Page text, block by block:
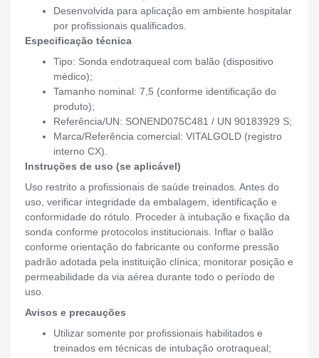
Desenvolvida para aplicação em ambiente hospitalar
por profissionais qualificados.
Especificação técnica
Tipo: Sonda endotraqueal com balão (dispositivo
médico);
Tamanho nominal: 7,5 (conforme identificação do
produto);
Referência/UN: SONEND075C481 / UN 90183929 S;
Marca/Referência comercial: VITALGOLD (registro
interno CX).
Instruções de uso (se aplicável)
Uso restrito a profissionais de saúde treinados. Antes do
uso, verificar integridade da embalagem, identificação e
conformidade do rótulo. Proceder à intubação e fixação da
sonda conforme protocolos institucionais. Inflar o balão
conforme orientação do fabricante ou conforme pressão
padrão adotada pela instituição clínica; monitorar posição e
permeabilidade da via aérea durante todo o período de
uso.
Avisos e precauções
Utilizar somente por profissionais habilitados e
treinados em técnicas de intubação orotraqueal;